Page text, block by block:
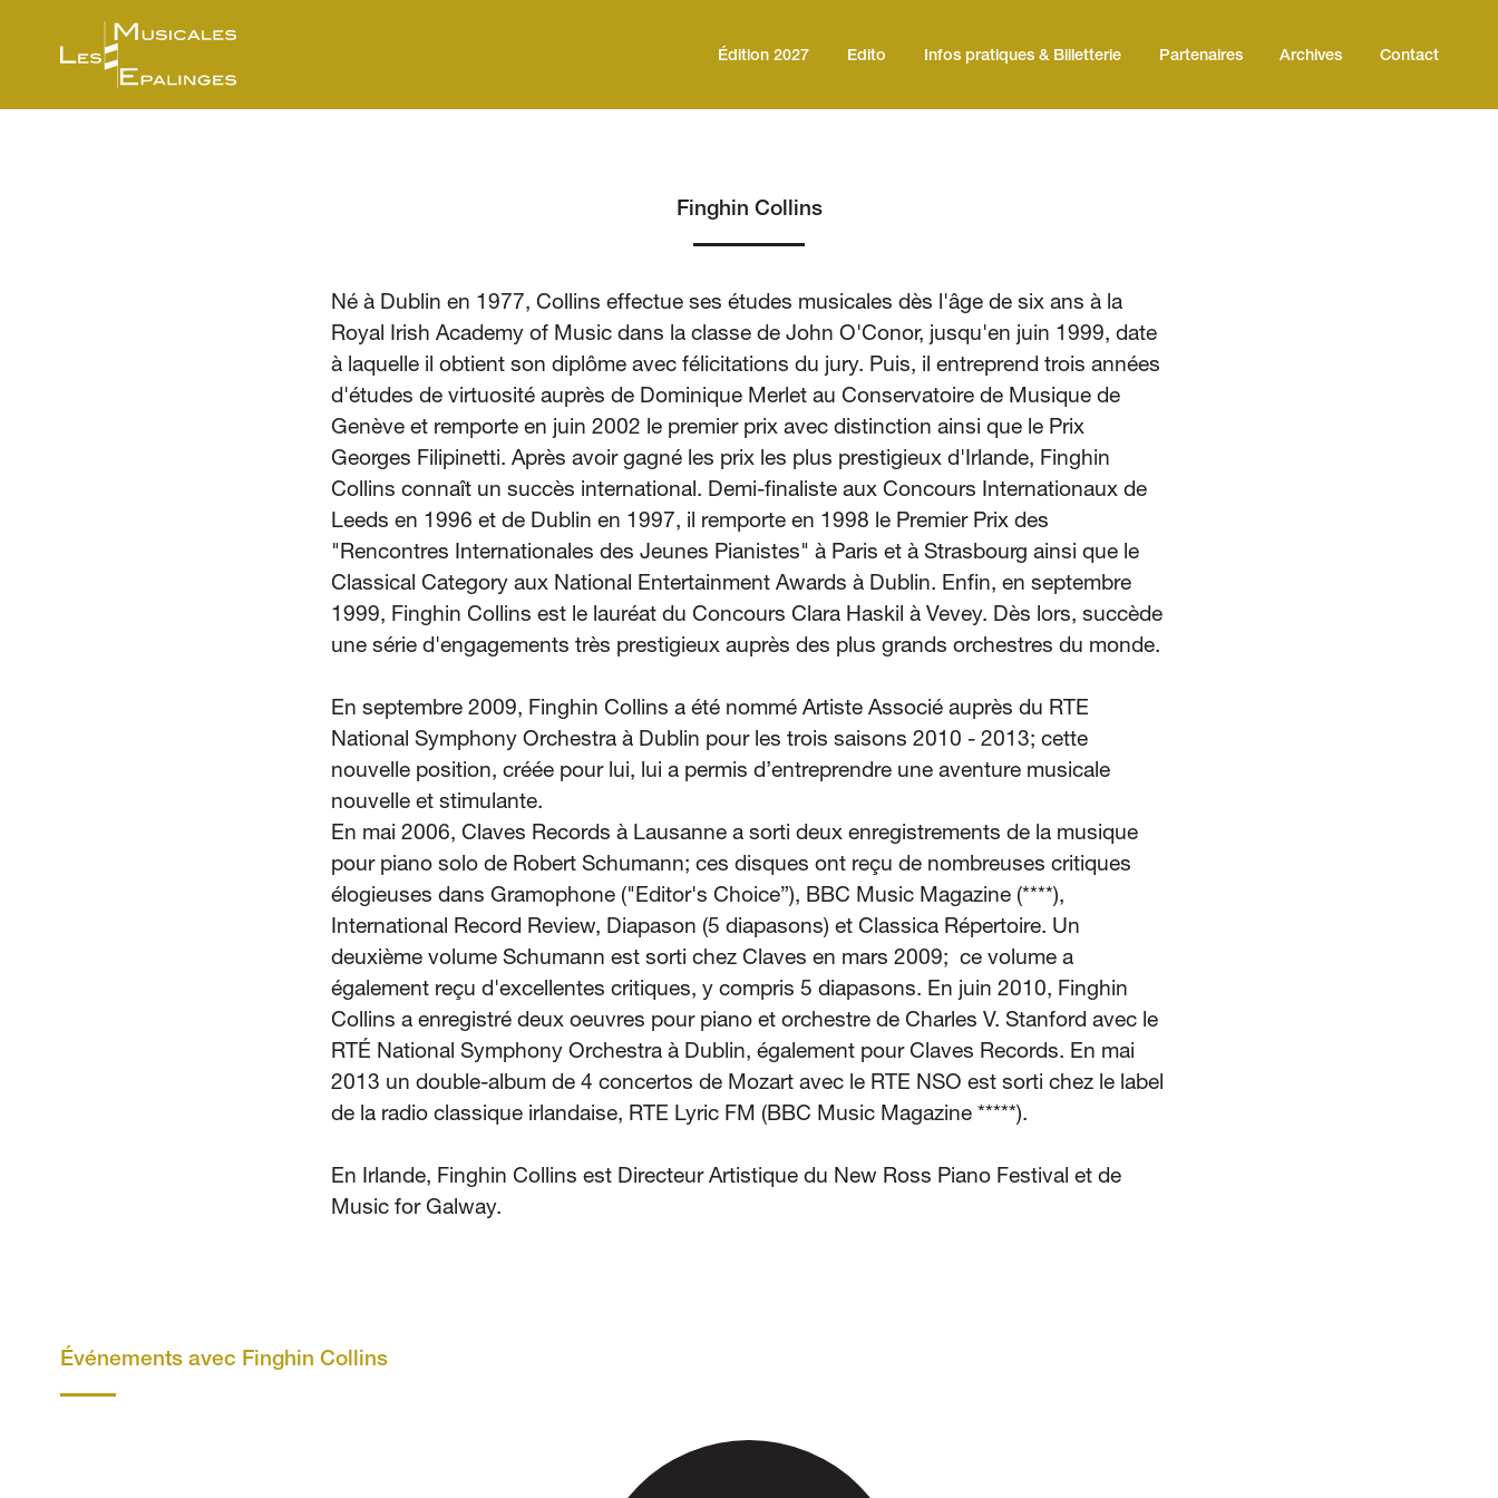
Édition 2027 Edito Infos pratiques & Billetterie Partenaires Archives Contact
Finghin Collins
Né à Dublin en 1977, Collins effectue ses études musicales dès l'âge de six ans à la
Royal Irish Academy of Music dans la classe de John O'Conor, jusqu'en juin 1999, date
à laquelle il obtient son diplôme avec félicitations du jury. Puis, il entreprend trois années
d'études de virtuosité auprès de Dominique Merlet au Conservatoire de Musique de
Genève et remporte en juin 2002 le premier prix avec distinction ainsi que le Prix
Georges Filipinetti. Après avoir gagné les prix les plus prestigieux d'Irlande, Finghin
Collins connaît un succès international. Demi-finaliste aux Concours Internationaux de
Leeds en 1996 et de Dublin en 1997, il remporte en 1998 le Premier Prix des
"Rencontres Internationales des Jeunes Pianistes" à Paris et à Strasbourg ainsi que le
Classical Category aux National Entertainment Awards à Dublin. Enfin, en septembre
1999, Finghin Collins est le lauréat du Concours Clara Haskil à Vevey. Dès lors, succède
une série d'engagements très prestigieux auprès des plus grands orchestres du monde.
En septembre 2009, Finghin Collins a été nommé Artiste Associé auprès du RTE
National Symphony Orchestra à Dublin pour les trois saisons 2010 - 2013; cette
nouvelle position, créée pour lui, lui a permis d’entreprendre une aventure musicale
nouvelle et stimulante.
En mai 2006, Claves Records à Lausanne a sorti deux enregistrements de la musique
pour piano solo de Robert Schumann; ces disques ont reçu de nombreuses critiques
élogieuses dans Gramophone ("Editor's Choice”), BBC Music Magazine (****),
International Record Review, Diapason (5 diapasons) et Classica Répertoire. Un
deuxième volume Schumann est sorti chez Claves en mars 2009; ce volume a
également reçu d'excellentes critiques, y compris 5 diapasons. En juin 2010, Finghin
Collins a enregistré deux oeuvres pour piano et orchestre de Charles V. Stanford avec le
RTÉ National Symphony Orchestra à Dublin, également pour Claves Records. En mai
2013 un double-album de 4 concertos de Mozart avec le RTE NSO est sorti chez le label
de la radio classique irlandaise, RTE Lyric FM (BBC Music Magazine *****).
En Irlande, Finghin Collins est Directeur Artistique du New Ross Piano Festival et de
Music for Galway.
Événements avec Finghin Collins